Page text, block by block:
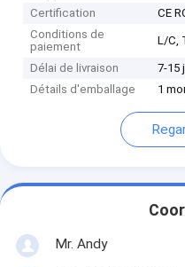
Certification
CE
Conditions de
paiement
L/C,
Délai de livraison
7-15
Détails d'emballage
1
Mr. Andy